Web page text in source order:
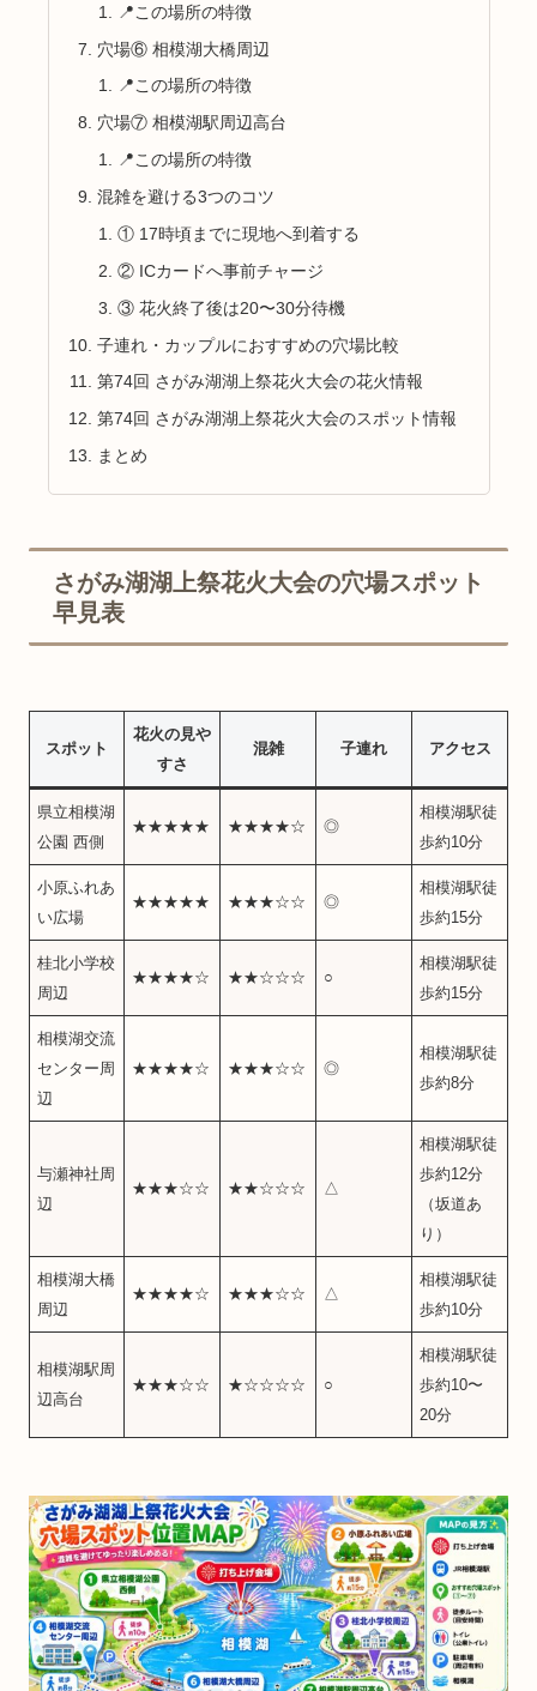
📍この場所の特徴
穴場⑥ 相模湖大橋周辺
📍この場所の特徴
穴場⑦ 相模湖駅周辺高台
📍この場所の特徴
混雑を避ける3つのコツ
① 17時頃までに現地へ到着する
② ICカードへ事前チャージ
③ 花火終了後は20〜30分待機
子連れ・カップルにおすすめの穴場比較
第74回 さがみ湖湖上祭花火大会の花火情報
第74回 さがみ湖湖上祭花火大会のスポット情報
まとめ
さがみ湖湖上祭花火大会の穴場スポット
早見表
スポット
花火の見や
すさ
混雑 子連れ アクセス
県立相模湖
公園 西側
★★★★★ ★★★★☆ ◎
相模湖駅徒
歩約10分
小原ふれあ
い広場
★★★★★ ★★★☆☆ ◎
相模湖駅徒
歩約15分
桂北小学校
周辺
★★★★☆ ★★☆☆☆ ○
相模湖駅徒
歩約15分
相模湖交流
センター周
辺
★★★★☆ ★★★☆☆ ◎
相模湖駅徒
歩約8分
与瀬神社周
辺
★★★☆☆ ★★☆☆☆ △
相模湖駅徒
歩約12分
（坂道あ
り）
相模湖大橋
周辺
★★★★☆ ★★★☆☆ △
相模湖駅徒
歩約10分
相模湖駅周
辺高台
★★★☆☆ ★☆☆☆☆ ○
相模湖駅徒
歩約10〜
20分